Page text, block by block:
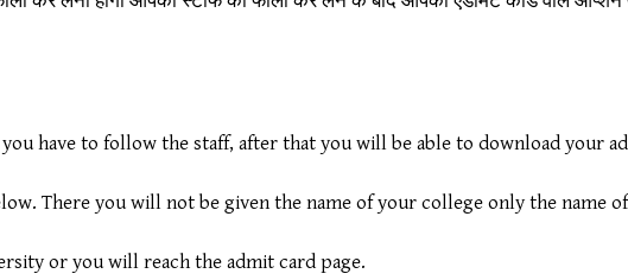
have to follow the staff, after that you will be able to download your
There you will not be given the name of your college only the name
or you will reach the admit card page.